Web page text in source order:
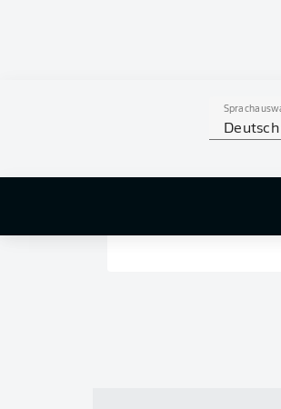
Deutsch